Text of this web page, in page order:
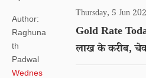
Author:
Raghuna
th
Padwal
Wednes
Thursday, 5 Jun
Gold Rate
लाख के करीब,
का रेट